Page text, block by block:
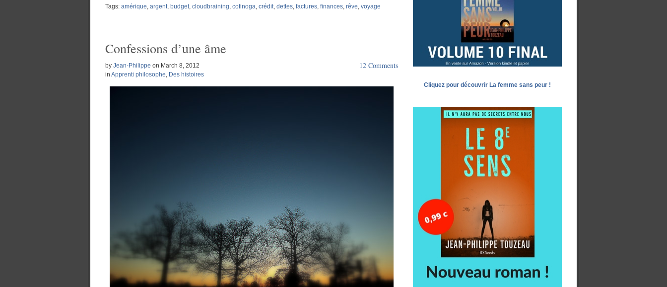
Tags: amérique, argent, budget, cloudbraining, cofinoga, crédit, dettes, factures, finances, rêve, voyage
Confessions d’une âme
by Jean-Philippe on March 8, 2012
in Apprenti philosophe, Des histoires
12 Comments
Cliquez pour découvrir La femme sans peur !